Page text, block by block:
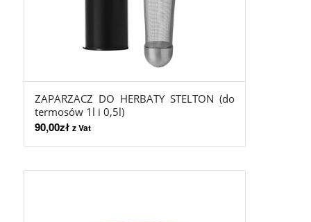
ZAPARZACZ DO HERBATY STELTON (do
termosów 1l i 0,5l)
90,00zł z Vat